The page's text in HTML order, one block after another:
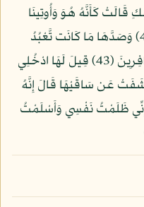
قَالَتْ كَأَنَّهُ هُوَ وَأُوتِينَا
الْعِلْمَ مِن قَبْلِهَا وَكُنَّا مُسْلِمِينَ (42) وَصَدَّهَا مَا كَانَت تَّعْبُدُ
مِن دُونِ اللَّهِ إِنَّهَا كَانَتْ مِن قَوْمٍ كَافِرِينَ (43) قِيلَ لَهَا ادْخُلِي
عَن سَاقَيْهَا قَالَ إِنَّهُ
ظَلَمْتُ نَفْسِي وَأَسْلَمْتُ